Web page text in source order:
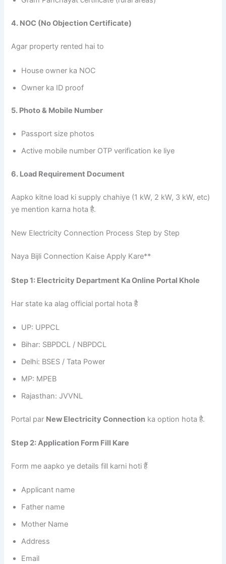
4. NOC (No Objection Certificate)
Agar property rented hai to
House owner ka NOC
Owner ka ID proof
5. Photo & Mobile Number
Passport size photos
Active mobile number OTP verification ke liye
6. Load Requirement Document
Aapko kitne load ki supply chahiye (1 kW, 2 kW, 3 kW, etc)
ye mention karna hota है.
New Electricity Connection Process Step by Step
Naya Bijli Connection Kaise Apply Kare**
Step 1: Electricity Department Ka Online Portal Khole
Har state ka alag official portal hota है
UP: UPPCL
Bihar: SBPDCL / NBPDCL
Delhi: BSES / Tata Power
MP: MPEB
Rajasthan: JVVNL
Portal par New Electricity Connection ka option hota है.
Step 2: Application Form Fill Kare
Form me aapko ye details fill karni hoti हैं
Applicant name
Father name
Mother Name
Address
Email